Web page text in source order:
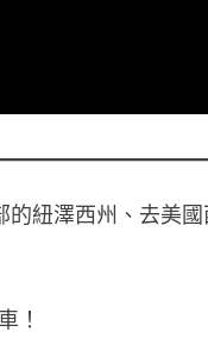
紐澤西州、去美
！